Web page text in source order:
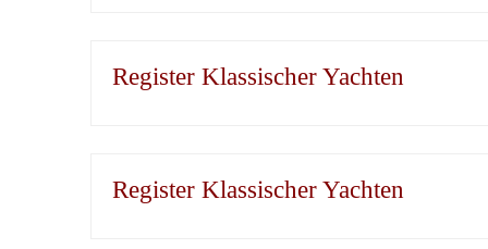
Register Klassischer Yachten
Register Klassischer Yachten